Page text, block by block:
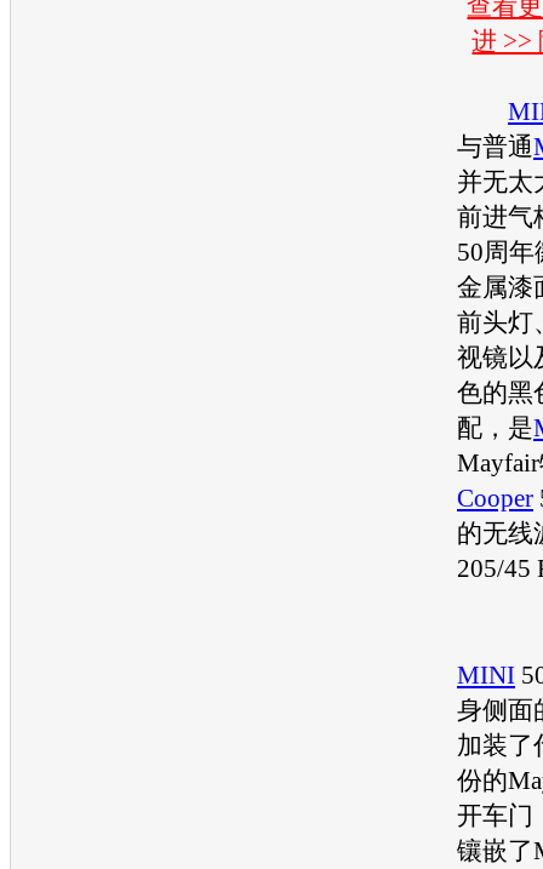
进 >>
与普通
并无太
前进气
50周年
金属漆
前头灯
视镜以
色的黑
配，是
Cooper
的无线
205/45
MINI
身侧面
加装了
份的
开车门
镶嵌了